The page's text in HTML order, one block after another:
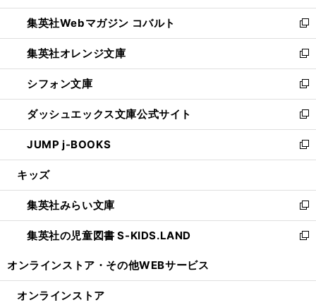
開
く
ウ
で
開
く
ン
ド
ウ
で
開
く
ウ
ィ
ン
ド
ウ
で
開
く
集英社Webマガジン コバルト
新
し
い
ウ
ィ
ン
ド
ウ
で
開
集英社オレンジ文庫
新
し
い
ウ
ィ
ン
ド
ウ
開
く
シフォン文庫
新
し
い
ウ
ィ
ン
ウ
で
開
く
ダッシュエックス文庫公式サイト
新
し
い
ウ
ン
ド
ウ
で
JUMP j-BOOKS
新
し
ウ
ィ
ン
ド
開
キッズ
集英社みらい文庫
新
し
い
ン
集英社の児童図書 S-KIDS.LAND
新
ウ
オンラインストア・ その他WEBサービス
オンラインストア